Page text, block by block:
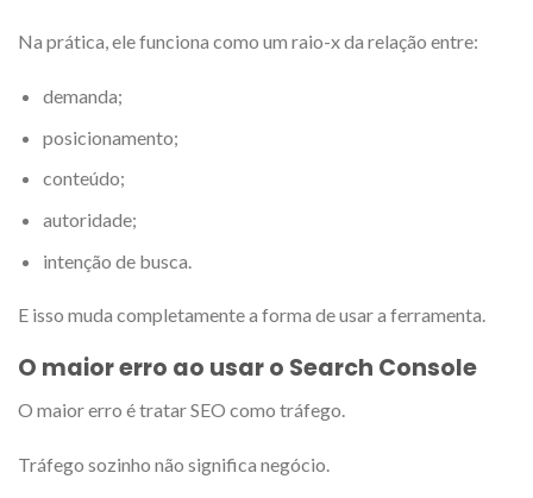
Na prática, ele funciona como um raio-x da relação entre:
demanda;
posicionamento;
conteúdo;
autoridade;
intenção de busca.
E isso muda completamente a forma de usar a ferramenta.
O maior erro ao usar o Search Console
O maior erro é tratar SEO como tráfego.
Tráfego sozinho não significa negócio.